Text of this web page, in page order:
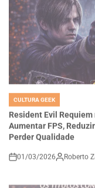
POSTED
CULTURA GEEK
Resident Evil Requiem
Aumentar FPS,
Perder Qualidade
on
01/03/2026 Roberto